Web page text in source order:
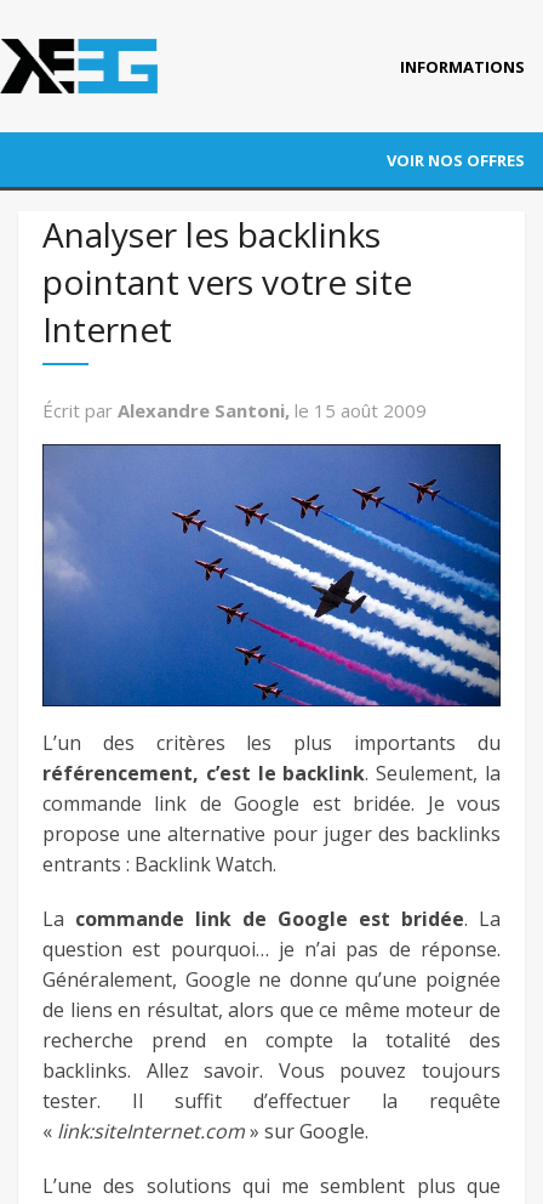
INFORMATIONS
Nos références
Blog
Actus
VOIR NOS OFFRES
RÉFÉRENCEMENT
ADWORDS
CONVERSION
AUDITS
AUTRES PRESTATIONS
fb
Analyser les backlinks
pointant vers votre site
Internet
Écrit par Alexandre Santoni, le 15 août 2009
L’un des critères les plus importants du
référencement, c’est le backlink. Seulement, la
commande link de Google est bridée. Je vous
propose une alternative pour juger des backlinks
entrants : Backlink Watch.
La commande link de Google est bridée. La
question est pourquoi… je n’ai pas de réponse.
Généralement, Google ne donne qu’une poignée
de liens en résultat, alors que ce même moteur de
recherche prend en compte la totalité des
backlinks. Allez savoir. Vous pouvez toujours
tester. Il suffit d’effectuer la requête
« link:siteInternet.com» sur Google.
L’une des solutions qui me semblent plus que